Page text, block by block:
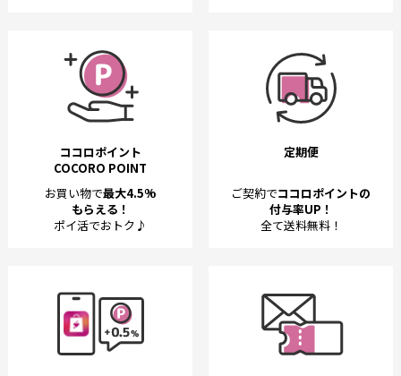
ココロポイント
COCORO POINT
お買い物で最大4.5%
もらえる！
ポイ活でおトク♪
定期便
ご契約でココロポイントの
付与率UP！
全て送料無料！